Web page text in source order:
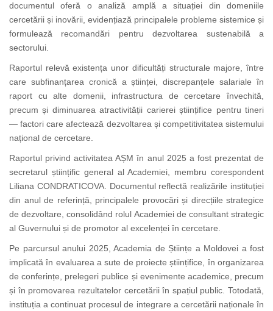
documentul oferă o analiză amplă a situației din domeniile
cercetării și inovării, evidențiază principalele probleme sistemice și
formulează recomandări pentru dezvoltarea sustenabilă a
sectorului.
Raportul relevă existența unor dificultăți structurale majore, între
care subfinanțarea cronică a științei, discrepanțele salariale în
raport cu alte domenii, infrastructura de cercetare învechită,
precum și diminuarea atractivității carierei științifice pentru tineri
— factori care afectează dezvoltarea și competitivitatea sistemului
național de cercetare.
Raportul privind activitatea AȘM în anul 2025 a fost prezentat de
secretarul științific general al Academiei, membru corespondent
Liliana CONDRATICOVA. Documentul reflectă realizările instituției
din anul de referință, principalele provocări și direcțiile strategice
de dezvoltare, consolidând rolul Academiei de consultant strategic
al Guvernului și de promotor al excelenței în cercetare.
Pe parcursul anului 2025, Academia de Științe a Moldovei a fost
implicată în evaluarea a sute de proiecte științifice, în organizarea
de conferințe, prelegeri publice și evenimente academice, precum
și în promovarea rezultatelor cercetării în spațiul public. Totodată,
instituția a continuat procesul de integrare a cercetării naționale în